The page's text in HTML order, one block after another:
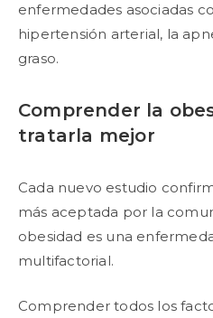
enfermedades asociadas
hipertensión arterial, la
graso.
Comprender la
tratarla mejor
Cada nuevo estudio
más aceptada por la
obesidad es una
multifactorial.
Comprender todos los